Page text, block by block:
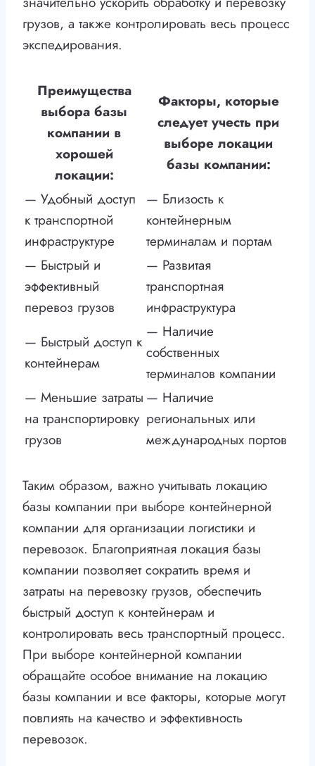
грузов, а также контролировать весь процесс
экспедирования.
Преимущества
выбора базы
компании в
хорошей
локации:
Факторы, которые
следует учесть при
выборе локации
базы компании:
— Удобный доступ
к транспортной
инфраструктуре
— Близость к
контейнерным
терминалам и портам
— Быстрый и
эффективный
перевоз грузов
— Развитая
транспортная
инфраструктура
— Быстрый доступ к
контейнерам
— Наличие
собственных
терминалов компании
— Меньшие затраты
на транспортировку
грузов
— Наличие
региональных или
международных портов
Таким образом, важно учитывать локацию
базы компании при выборе контейнерной
компании для организации логистики и
перевозок. Благоприятная локация базы
компании позволяет сократить время и
затраты на перевозку грузов, обеспечить
быстрый доступ к контейнерам и
контролировать весь транспортный процесс.
При выборе контейнерной компании
обращайте особое внимание на локацию
базы компании и все факторы, которые могут
повлиять на качество и эффективность
перевозок.